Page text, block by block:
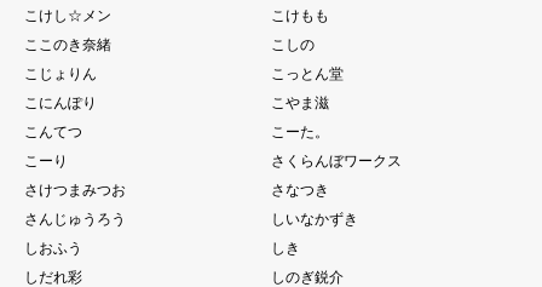
こけし☆メン
こけもも
ここのき奈緒
こしの
こじょりん
こっとん堂
こにんぽり
こやま滋
こんてつ
こーた。
こーり
さくらんぼワークス
さけつまみつお
さなつき
さんじゅうろう
しいなかずき
しおふう
しき
しだれ彩
しのぎ鋭介